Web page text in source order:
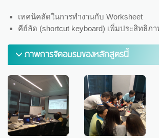
เทคนิคลัดในการทำงานกับ Worksheet
คีย์ลัด (shortcut keyboard) เพิ่มประสิทธิภ
ภาพการจัดอบรมของหลักสูตรนี้